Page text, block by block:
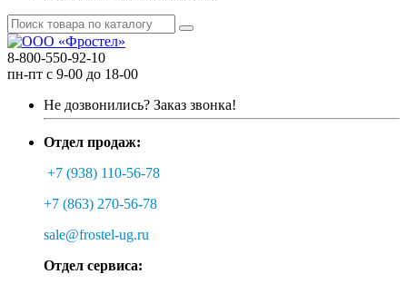
8-800-550-92-10
пн-пт с 9-00 до 18-00
Не дозвонились? Заказ звонка!
Отдел продаж:
+7 (938) 110-56-78
+7 (863) 270-56-78
sale@frostel-ug.ru
Отдел сервиса: